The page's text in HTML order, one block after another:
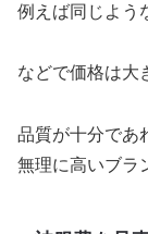
例えば同じよう
などで価格は大
品質が十分であ
無理に高いブラ